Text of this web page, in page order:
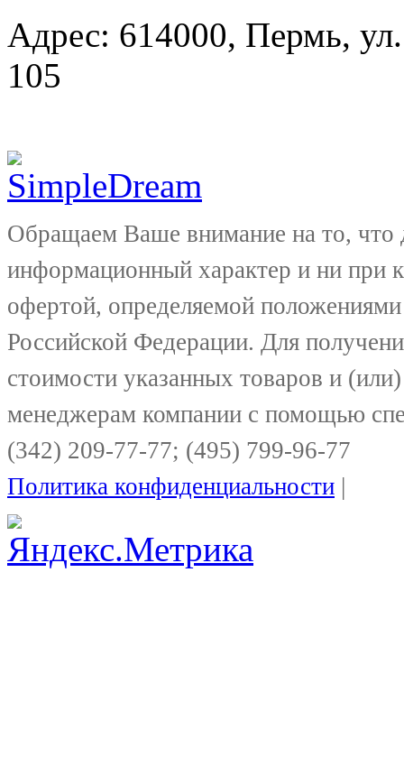
Адрес: 614000, Пермь,
105
Обращаем Ваше внимание на то, что
информационный характер и ни при
офертой, определяемой
Российской Федерации. Для
стоимости указанных товаров и
менеджерам компании с помощью
(342) 209-77-77; (495) 799-96-77
Политика конфиденциальности |